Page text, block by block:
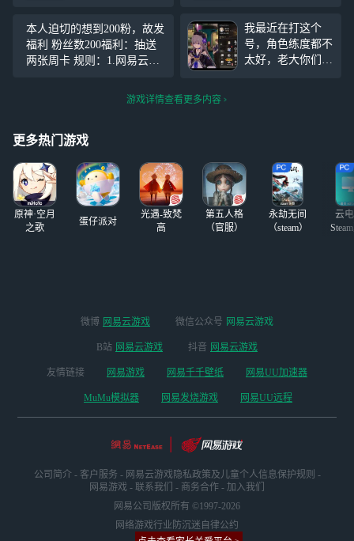
哈哈哈哈哈哈哈哈
哈哈哈哈哈哈哈哈
哈哈哈哈哈哈哈哈
哈哈哈哈哈哈哈哈
哈哈哈哈哈哈哈哈
哈哈哈哈哈哈哈哈
哈哈哈哈
浪，列车组应一至
同向。” “三，即使
身处进退存亡，仍
应以不义相抗。”
本人迫切的想到200粉，故发
福利 粉丝数200福利：抽送
两张周卡 规则：1.网易云等
此条广播可参与抽奖 3.抽奖
我最近在打这个
号，角色练度都不
太好，老大你们可
游戏详情查看更多内容
更多热门游戏
原神·空月
之歌
蛋仔派对
光遇-致梵
高
第五人格
（官服）
永劫无间
（steam）
云
微博 网易云游戏 微信公众号 网易云游戏
B站 网易云游戏 抖音 网易云游戏
友情链接 网易游戏 网易千千壁纸 网易UU加速器
MuMu模拟器 网易发烧游戏 网易UU远程
公司简介 - 客户服务 - 网易云游戏隐私政策及儿童个人信息保护规则 -
网易游戏 - 联系我们 - 商务合作 - 加入我们
网易公司版权所有 ©1997-2026
网络游戏行业防沉迷自律公约